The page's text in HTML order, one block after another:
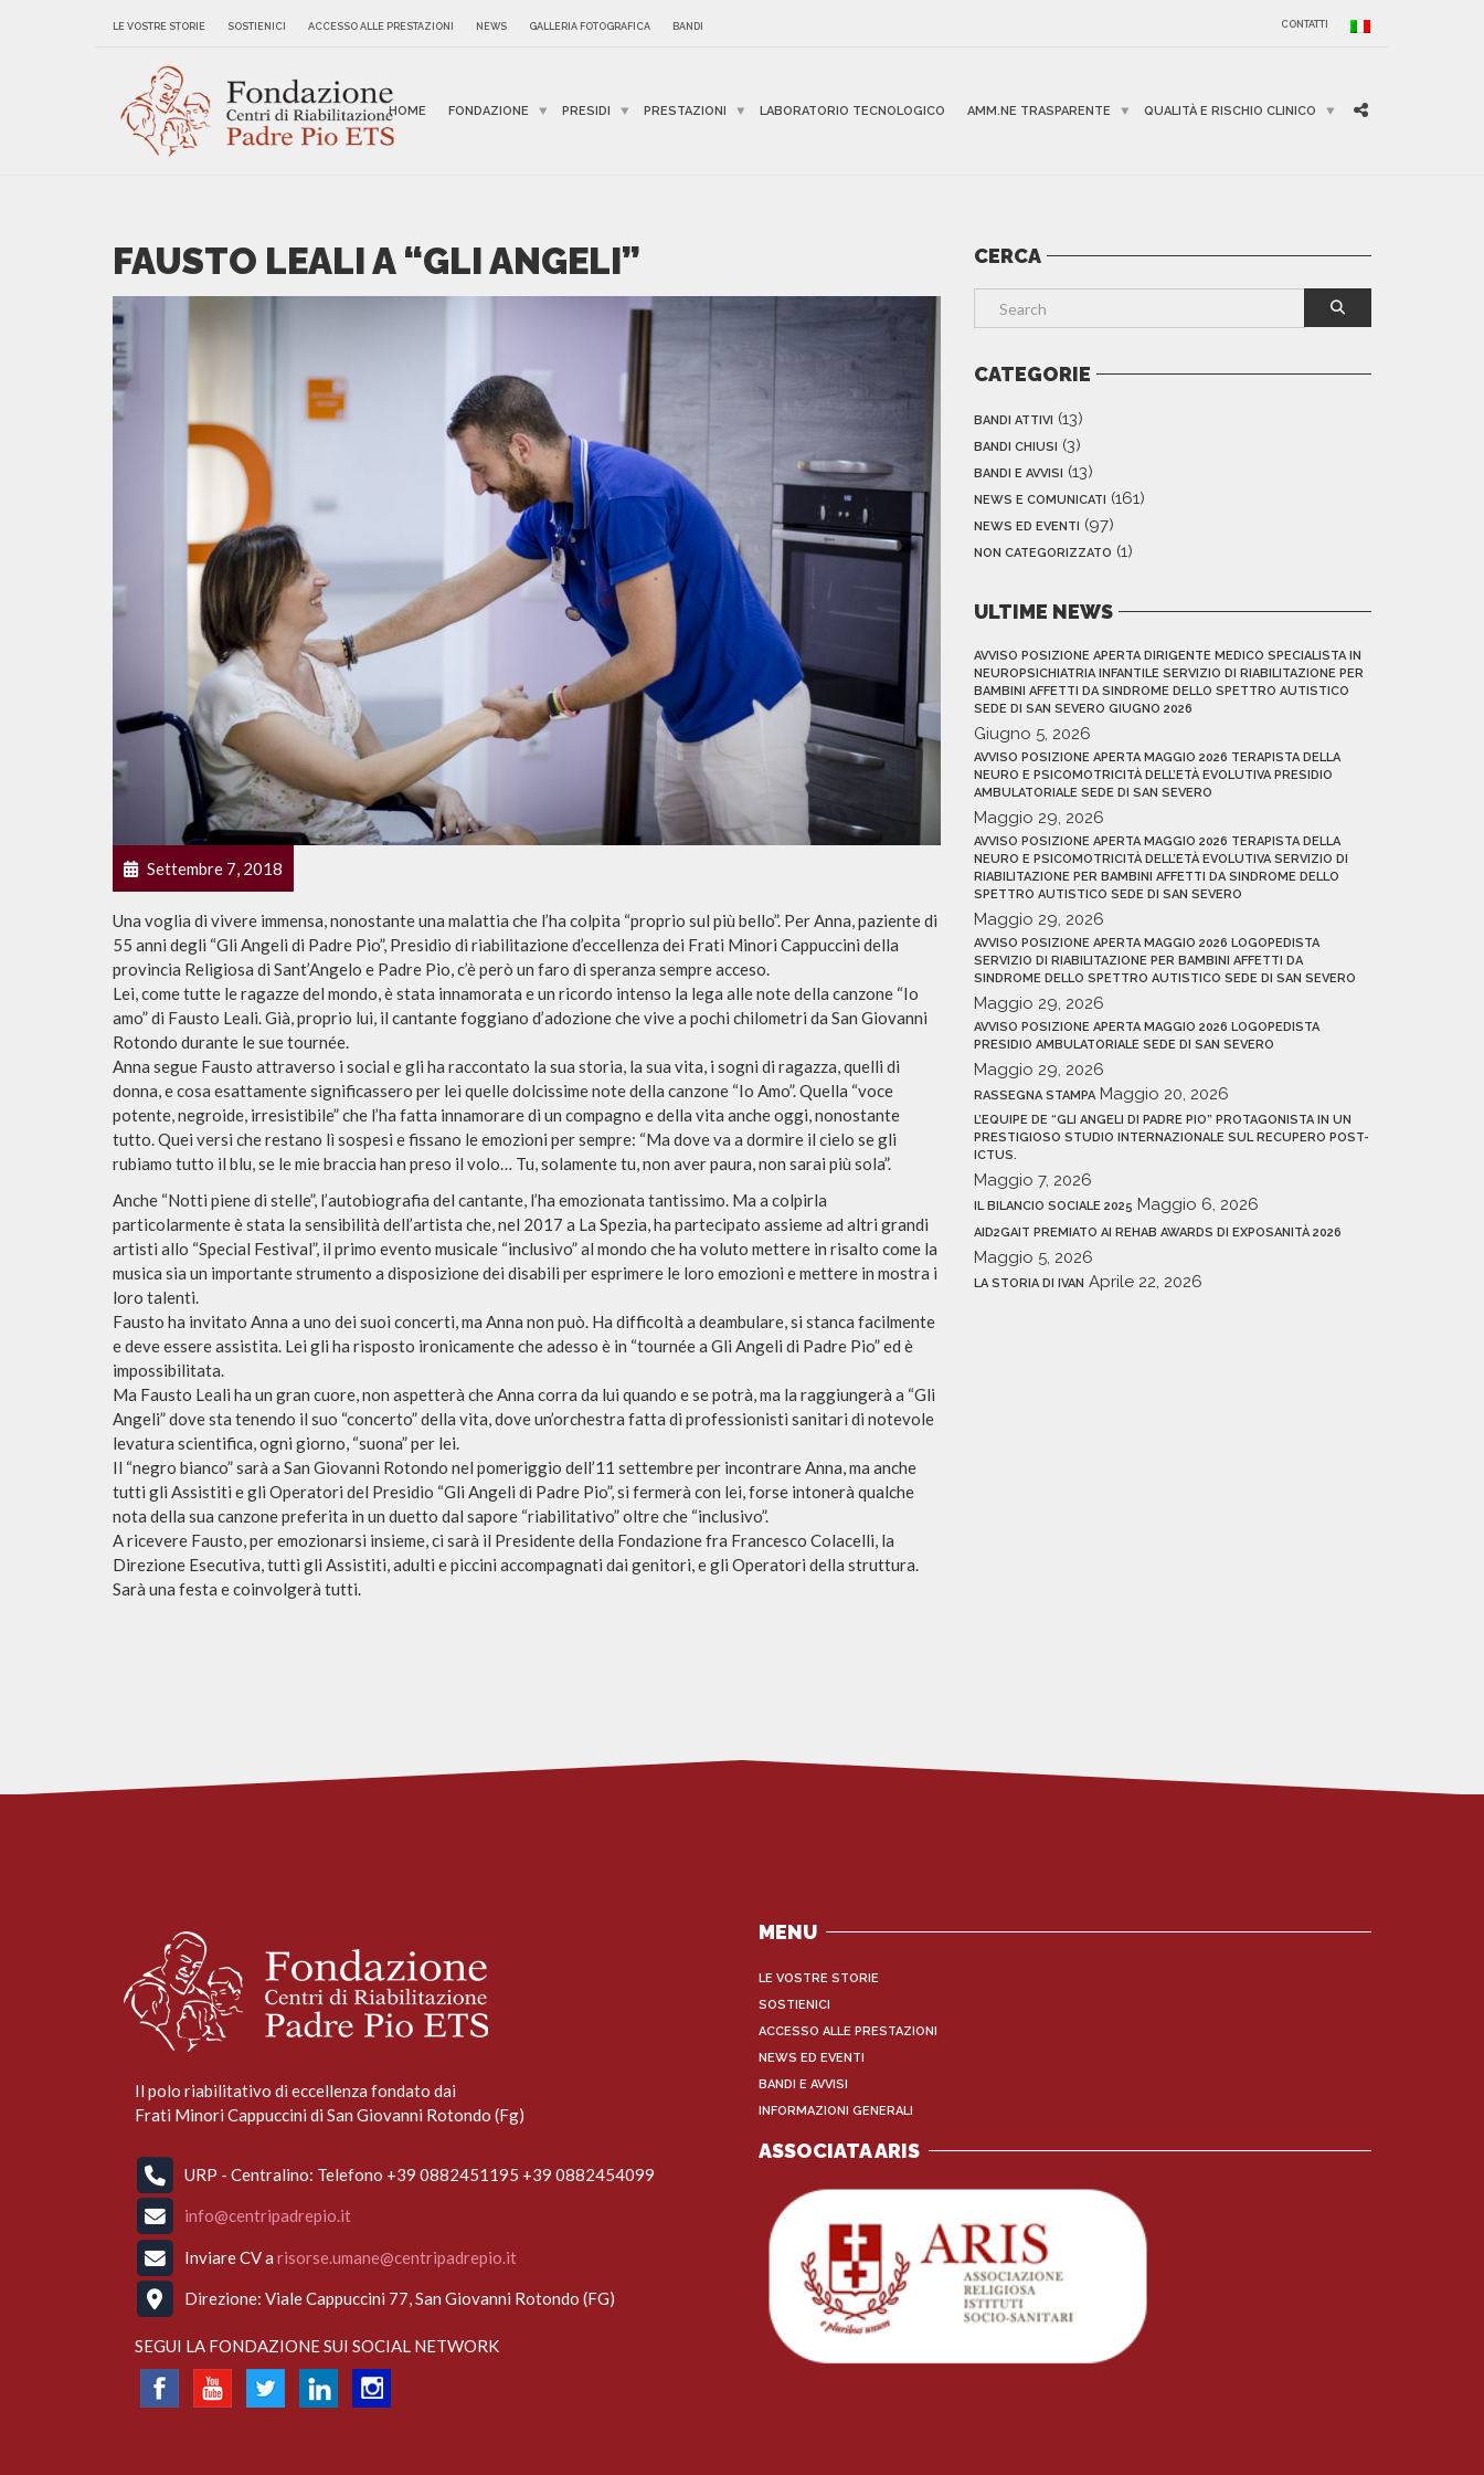
LE VOSTRE STORIE SOSTIENICI ACCESSO ALLE PRESTAZIONI NEWS GALLERIA FOTOGRAFICA BANDI CONTATTI
HOME FONDAZIONE PRESIDI PRESTAZIONI LABORATORIO TECNOLOGICO AMM.NE TRASPARENTE QUALITÀ E RISCHIO CLINICO
FAUSTO LEALI A “GLI ANGELI”
Settembre 7, 2018
Una voglia di vivere immensa, nonostante una malattia che l’ha colpita “proprio sul più bello”. Per Anna, paziente di
55 anni degli “Gli Angeli di Padre Pio”, Presidio di riabilitazione d’eccellenza dei Frati Minori Cappuccini della
provincia Religiosa di Sant’Angelo e Padre Pio, c’è però un faro di speranza sempre acceso.
Lei, come tutte le ragazze del mondo, è stata innamorata e un ricordo intenso la lega alle note della canzone “Io
amo” di Fausto Leali. Già, proprio lui, il cantante foggiano d’adozione che vive a pochi chilometri da San Giovanni
Rotondo durante le sue tournée.
Anna segue Fausto attraverso i social e gli ha raccontato la sua storia, la sua vita, i sogni di ragazza, quelli di
donna, e cosa esattamente significassero per lei quelle dolcissime note della canzone “Io Amo”. Quella “voce
potente, negroide, irresistibile” che l’ha fatta innamorare di un compagno e della vita anche oggi, nonostante
tutto. Quei versi che restano lì sospesi e fissano le emozioni per sempre: “Ma dove va a dormire il cielo se gli
rubiamo tutto il blu, se le mie braccia han preso il volo… Tu, solamente tu, non aver paura, non sarai più sola”.
Anche “Notti piene di stelle”, l’autobiografia del cantante, l’ha emozionata tantissimo. Ma a colpirla
particolarmente è stata la sensibilità dell’artista che, nel 2017 a La Spezia, ha partecipato assieme ad altri grandi
artisti allo “Special Festival”, il primo evento musicale “inclusivo” al mondo che ha voluto mettere in risalto come la
musica sia un importante strumento a disposizione dei disabili per esprimere le loro emozioni e mettere in mostra i
loro talenti.
Fausto ha invitato Anna a uno dei suoi concerti, ma Anna non può. Ha difficoltà a deambulare, si stanca facilmente
e deve essere assistita. Lei gli ha risposto ironicamente che adesso è in “tournée a Gli Angeli di Padre Pio” ed è
impossibilitata.
Ma Fausto Leali ha un gran cuore, non aspetterà che Anna corra da lui quando e se potrà, ma la raggiungerà a “Gli
Angeli” dove sta tenendo il suo “concerto” della vita, dove un’orchestra fatta di professionisti sanitari di notevole
levatura scientifica, ogni giorno, “suona” per lei.
Il “negro bianco” sarà a San Giovanni Rotondo nel pomeriggio dell’11 settembre per incontrare Anna, ma anche
tutti gli Assistiti e gli Operatori del Presidio “Gli Angeli di Padre Pio”, si fermerà con lei, forse intonerà qualche
nota della sua canzone preferita in un duetto dal sapore “riabilitativo” oltre che “inclusivo”.
A ricevere Fausto, per emozionarsi insieme, ci sarà il Presidente della Fondazione fra Francesco Colacelli, la
Direzione Esecutiva, tutti gli Assistiti, adulti e piccini accompagnati dai genitori, e gli Operatori della struttura.
Sarà una festa e coinvolgerà tutti.
CERCA
CATEGORIE
BANDI ATTIVI (13)
BANDI CHIUSI (3)
BANDI E AVVISI (13)
NEWS E COMUNICATI (161)
NEWS ED EVENTI (97)
NON CATEGORIZZATO (1)
ULTIME NEWS
AVVISO POSIZIONE APERTA DIRIGENTE MEDICO SPECIALISTA IN
NEUROPSICHIATRIA INFANTILE SERVIZIO DI RIABILITAZIONE PER
BAMBINI AFFETTI DA SINDROME DELLO SPETTRO AUTISTICO
SEDE DI SAN SEVERO GIUGNO 2026
Giugno 5, 2026
AVVISO POSIZIONE APERTA MAGGIO 2026 TERAPISTA DELLA
NEURO E PSICOMOTRICITÀ DELL’ETÀ EVOLUTIVA PRESIDIO
AMBULATORIALE SEDE DI SAN SEVERO
Maggio 29, 2026
AVVISO POSIZIONE APERTA MAGGIO 2026 TERAPISTA DELLA
NEURO E PSICOMOTRICITÀ DELL’ETÀ EVOLUTIVA SERVIZIO DI
RIABILITAZIONE PER BAMBINI AFFETTI DA SINDROME DELLO
SPETTRO AUTISTICO SEDE DI SAN SEVERO
Maggio 29, 2026
AVVISO POSIZIONE APERTA MAGGIO 2026 LOGOPEDISTA
SERVIZIO DI RIABILITAZIONE PER BAMBINI AFFETTI DA
SINDROME DELLO SPETTRO AUTISTICO SEDE DI SAN SEVERO
Maggio 29, 2026
AVVISO POSIZIONE APERTA MAGGIO 2026 LOGOPEDISTA
PRESIDIO AMBULATORIALE SEDE DI SAN SEVERO
Maggio 29, 2026
RASSEGNA STAMPA Maggio 20, 2026
L’EQUIPE DE “GLI ANGELI DI PADRE PIO” PROTAGONISTA IN UN
PRESTIGIOSO STUDIO INTERNAZIONALE SUL RECUPERO POST-
ICTUS.
Maggio 7, 2026
IL BILANCIO SOCIALE 2025 Maggio 6, 2026
AID2GAIT PREMIATO AI REHAB AWARDS DI EXPOSANITÀ 2026
Maggio 5, 2026
LA STORIA DI IVAN Aprile 22, 2026
Il polo riabilitativo di eccellenza fondato dai
Frati Minori Cappuccini di San Giovanni Rotondo (Fg)
URP - Centralino: Telefono +39 0882451195 +39 0882454099
info@centripadrepio.it
Inviare CV a risorse.umane@centripadrepio.it
Direzione: Viale Cappuccini 77, San Giovanni Rotondo (FG)
SEGUI LA FONDAZIONE SUI SOCIAL NETWORK
MENU
LE VOSTRE STORIE
SOSTIENICI
ACCESSO ALLE PRESTAZIONI
NEWS ED EVENTI
BANDI E AVVISI
INFORMAZIONI GENERALI
ASSOCIATA ARIS